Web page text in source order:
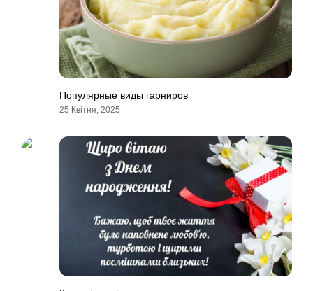
Популярные виды гарниров
25 Квітня, 2025